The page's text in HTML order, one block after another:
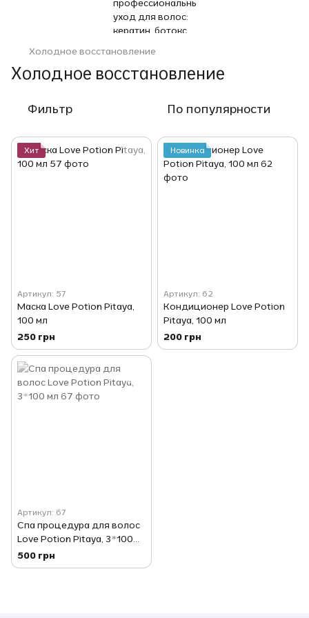
Холодное восстановление
Холодное восстановление
Фильтр По популярности
Хит
Артикул: 57
Маска Love Potion Pitaya,
100 мл
250 грн
Новинка
Артикул: 62
Кондиционер Love Potion
Pitaya, 100 мл
200 грн
Артикул: 67
Спа процедура для волос
Love Potion Pitaya, 3*100
мл
500 грн